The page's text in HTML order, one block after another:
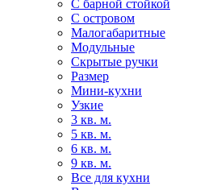
С барной стойкой
С островом
Малогабаритные
Модульные
Скрытые ручки
Размер
Мини-кухни
Узкие
3 кв. м.
5 кв. м.
6 кв. м.
9 кв. м.
Все для кухни